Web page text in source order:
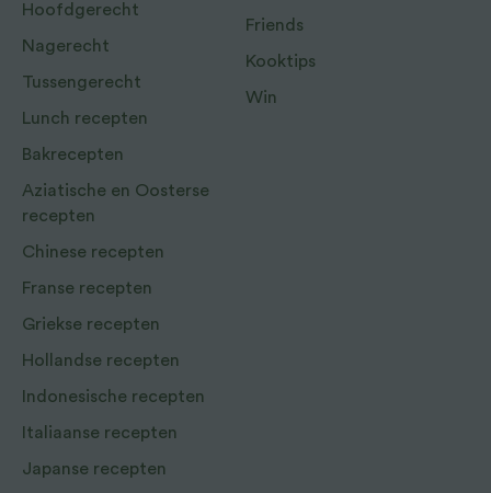
Hoofdgerecht
Nagerecht
Tussengerecht
Lunch recepten
Bakrecepten
Aziatische en Oosterse
recepten
Chinese recepten
Franse recepten
Griekse recepten
Hollandse recepten
Indonesische recepten
Italiaanse recepten
Japanse recepten
Friends
Kooktips
Win